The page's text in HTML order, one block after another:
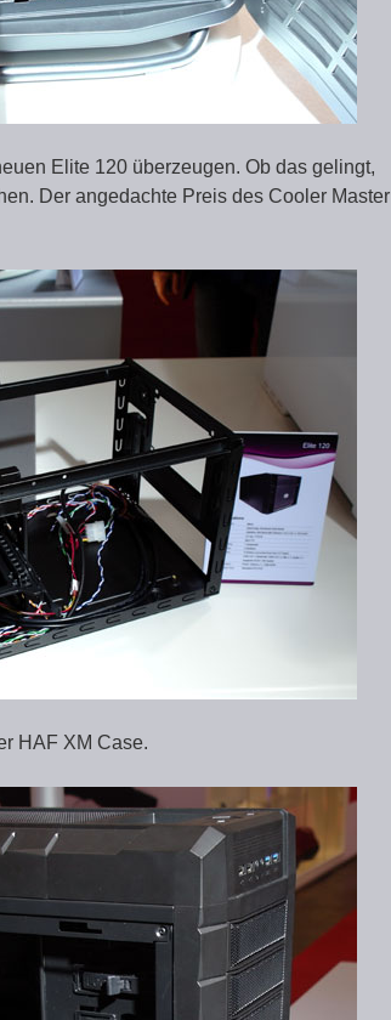
Elite 120 überzeugen. Ob das gelingt,
Der angedachte Preis des Cooler Master
HAF XM Case.